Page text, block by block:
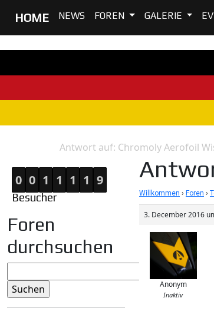
HOME NEWS FOREN GALERIE
Antwort auf: Chromoly Aerofoil
0 0 1 1 1 1 9
Besucher
Foren
durchsuchen
Willkommen › Foren ›
3. December 2016
Anonym
Inaktiv